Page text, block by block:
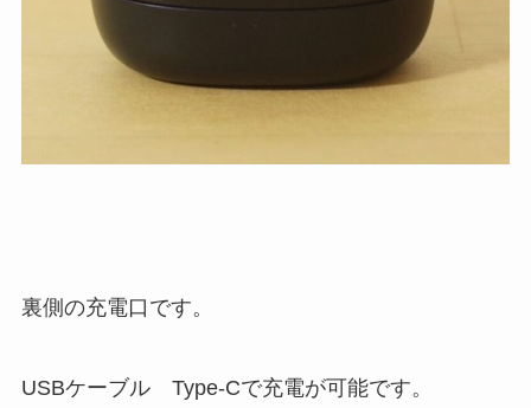
裏側の充電口です。
USBケーブル Type-Cで充電が可能です。